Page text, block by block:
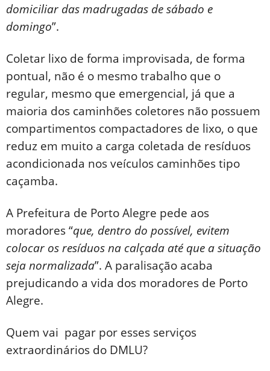
domiciliar das madrugadas de sábado e
domingo”.
Coletar lixo de forma improvisada, de forma
pontual, não é o mesmo trabalho que o
regular, mesmo que emergencial, já que a
maioria dos caminhões coletores não possuem
compartimentos compactadores de lixo, o que
reduz em muito a carga coletada de resíduos
acondicionada nos veículos caminhões tipo
caçamba.
A Prefeitura de Porto Alegre pede aos
moradores “que, dentro do possível, evitem
colocar os resíduos na calçada até que a situação
seja normalizada”. A paralisação acaba
prejudicando a vida dos moradores de Porto
Alegre.
Quem vai pagar por esses serviços
extraordinários do DMLU?